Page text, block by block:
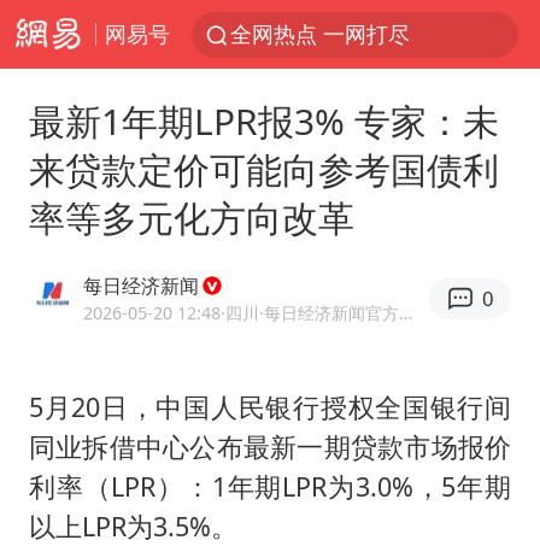
网易号 全网热点 一网打尽
最新1年期LPR报3% 专家：未
来贷款定价可能向参考国债利
率等多元化方向改革
每日经济新闻
2026-05-20 12:48·四川 ·每日经济新闻官方网易号
0
5月20日，中国人民银行授权全国银行间
同业拆借中心公布最新一期贷款市场报价
利率（LPR）：1年期LPR为3.0%，5年期
以上LPR为3.5%。